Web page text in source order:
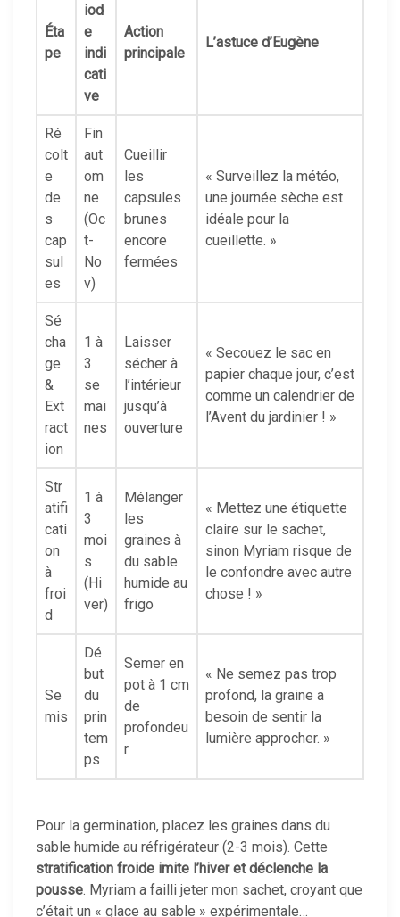
Éta
pe
iod
e
indi
cati
ve
Action
principale
L’astuce d’Eugène
Ré
colt
e
de
s
cap
sul
es
Fin
aut
om
ne
(Oc
t-
No
v)
Cueillir
les
capsules
brunes
encore
fermées
« Surveillez la météo,
une journée sèche est
idéale pour la
cueillette. »
Sé
cha
ge
&
Ext
ract
ion
1 à
3
se
mai
nes
Laisser
sécher à
l’intérieur
jusqu’à
ouverture
« Secouez le sac en
papier chaque jour, c’est
comme un calendrier de
l’Avent du jardinier ! »
Str
atifi
cati
on
à
froi
d
1 à
3
moi
s
(Hi
ver)
Mélanger
les
graines à
du sable
humide au
frigo
« Mettez une étiquette
claire sur le sachet,
sinon Myriam risque de
le confondre avec autre
chose ! »
Se
mis
Dé
but
du
prin
tem
ps
Semer en
pot à 1 cm
de
profondeu
r
« Ne semez pas trop
profond, la graine a
besoin de sentir la
lumière approcher. »
Pour la germination, placez les graines dans du
sable humide au réfrigérateur (2-3 mois). Cette
stratification froide imite l’hiver et déclenche la
pousse. Myriam a failli jeter mon sachet, croyant que
c’était un « glace au sable » expérimentale…